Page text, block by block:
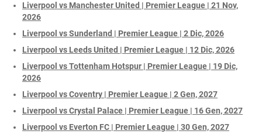
Liverpool vs Manchester United | Premier League | 21 Nov,
2026
Liverpool vs Sunderland | Premier League | 2 Dic, 2026
Liverpool vs Leeds United | Premier League | 12 Dic, 2026
Liverpool vs Tottenham Hotspur | Premier League | 19 Dic,
2026
Liverpool vs Coventry | Premier League | 2 Gen, 2027
Liverpool vs Crystal Palace | Premier League | 16 Gen, 2027
Liverpool vs Everton FC | Premier League | 30 Gen, 2027